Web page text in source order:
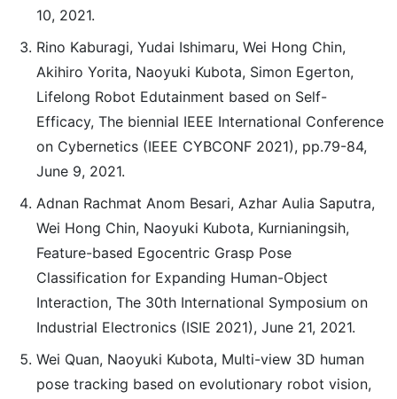
10, 2021.
Rino Kaburagi, Yudai Ishimaru, Wei Hong Chin,
Akihiro Yorita, Naoyuki Kubota, Simon Egerton,
Lifelong Robot Edutainment based on Self-
Efficacy, The biennial IEEE International Conference
on Cybernetics (IEEE CYBCONF 2021), pp.79-84,
June 9, 2021.
Adnan Rachmat Anom Besari, Azhar Aulia Saputra,
Wei Hong Chin, Naoyuki Kubota, Kurnianingsih,
Feature-based Egocentric Grasp Pose
Classification for Expanding Human-Object
Interaction, The 30th International Symposium on
Industrial Electronics (ISIE 2021), June 21, 2021.
Wei Quan, Naoyuki Kubota, Multi-view 3D human
pose tracking based on evolutionary robot vision,